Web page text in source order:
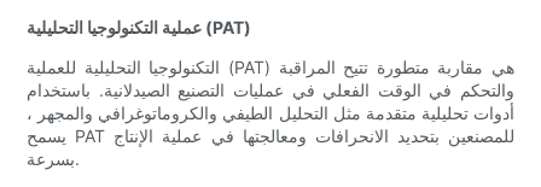
عملية التكنولوجيا التحليلية (PAT)
التكنولوجيا التحليلية للعملية (PAT) هي مقاربة متطورة تتيح المراقبة
والتحكم في الوقت الفعلي في عمليات التصنيع الصيدلانية. باستخدام
أدوات تحليلية متقدمة مثل التحليل الطيفي والكروماتوغرافي والمجهر ،
يسمح PAT للمصنعين بتحديد الانحرافات ومعالجتها في عملية الإنتاج
بسرعة.